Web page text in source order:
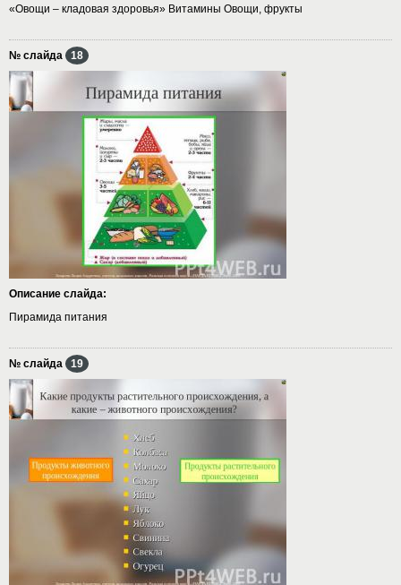
«Овощи – кладовая здоровья» Витамины Овощи, фрукты
№ слайда 18
Описание слайда:
Пирамида питания
№ слайда 19